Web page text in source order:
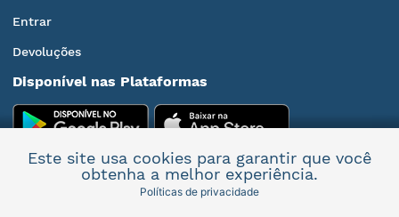
Entrar
Devoluções
Disponível nas Plataformas
Este site usa cookies para garantir que você
obtenha a melhor experiência.
Políticas de privacidade